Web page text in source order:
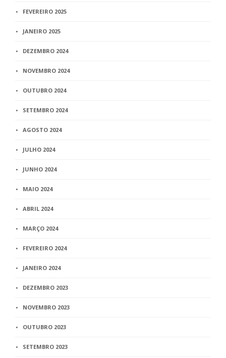
FEVEREIRO 2025
JANEIRO 2025
DEZEMBRO 2024
NOVEMBRO 2024
OUTUBRO 2024
SETEMBRO 2024
AGOSTO 2024
JULHO 2024
JUNHO 2024
MAIO 2024
ABRIL 2024
MARÇO 2024
FEVEREIRO 2024
JANEIRO 2024
DEZEMBRO 2023
NOVEMBRO 2023
OUTUBRO 2023
SETEMBRO 2023